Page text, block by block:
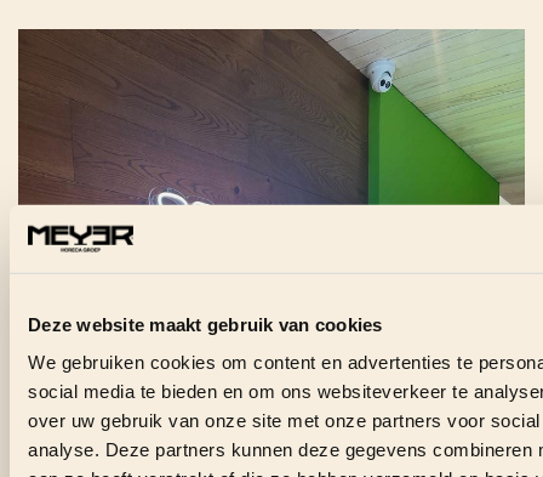
Deze website maakt gebruik van cookies
We gebruiken cookies om content en advertenties te
social media te bieden en om ons websiteverkeer te
over uw gebruik van onze site met onze partners voor
analyse. Deze partners kunnen deze gegevens combineren